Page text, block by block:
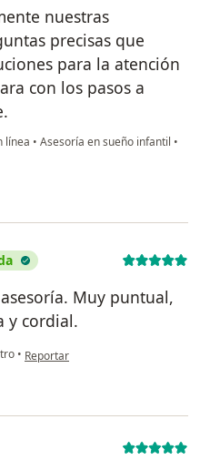
nuestras
precisas que
para la atención
con los pasos a
línea • Asesoría en sueño infantil •
Muy puntual,
y cordial.
• en opinión del usuario Johanna
Reportar